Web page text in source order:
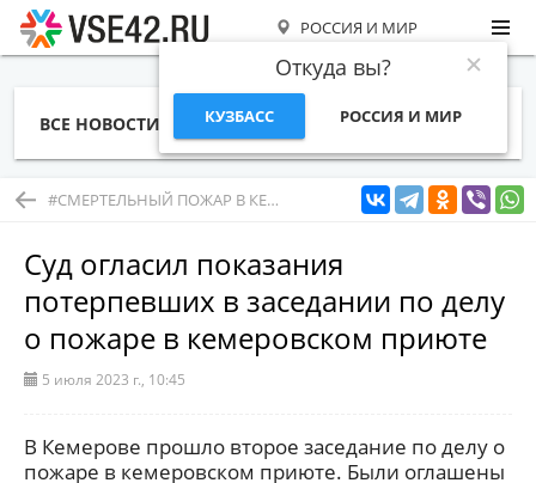
РОССИЯ И МИР
Откуда вы?
КУЗБАСС РОССИЯ И МИР
ВСЕ НОВОСТИ СТАТЬИ ТЕМЫ ФОТО
#СМЕРТЕЛЬНЫЙ ПОЖАР В КЕМЕРОВСКОМ ПАНСИОНАТЕ
Суд огласил показания
потерпевших в заседании по делу
о пожаре в кемеровском приюте
5 июля 2023 г., 10:45
В Кемерове прошло второе заседание по делу о
пожаре в кемеровском приюте. Были оглашены